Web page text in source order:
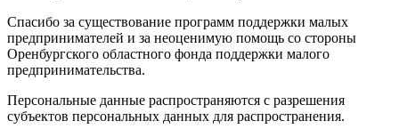
Спасибо за существование программ поддержки малых
предпринимателей и за неоценимую помощь со стороны
Оренбургского областного фонда поддержки малого
предпринимательства.
Персональные данные распространяются с разрешения
субъектов персональных данных для распространения.